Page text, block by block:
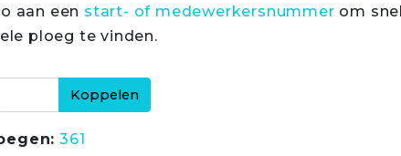
aan een start- of medewerkersnummer om
ploeg te vinden.
361